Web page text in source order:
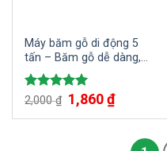
Máy băm gỗ di động 5
tấn – Băm gỗ dễ dàng,
nhanh chóng, mọi lúc mọi
nơi
Được xếp
5.00
2,000₫ Giá
gốc
là:
1,860₫Giá
hiện
tại
1,860 ₫.